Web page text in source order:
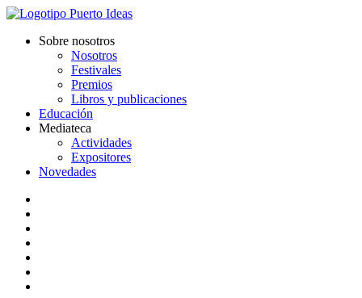
Sobre nosotros
Nosotros
Festivales
Premios
Libros y publicaciones
Educación
Mediateca
Actividades
Expositores
Novedades